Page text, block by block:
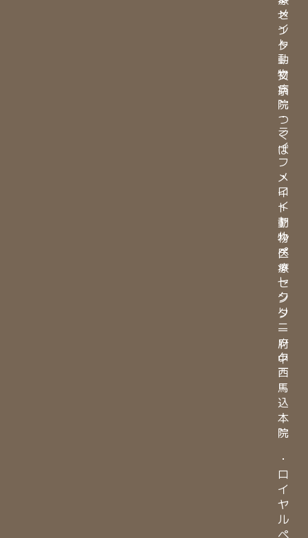
メ
イ
ト
動
物
病
院
つ
く
ば
・
ロ
イ
ヤ
ル
ペ
ッ
ト
ク
リ
ニ
ッ
ク
西
馬
込
本
院
・
ロ
イ
ヤ
ル
ペ
セ
ン
タ
ー
文
京
・
ラ
イ
フ
メ
イ
ト
動
物
医
療
セ
ン
タ
ー
府
中